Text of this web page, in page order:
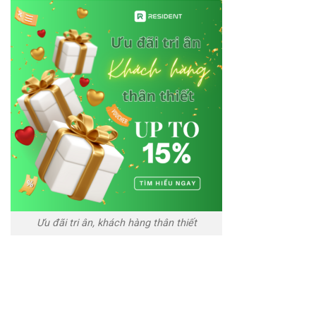
Ưu đãi tri ân, khách hàng thân thiết